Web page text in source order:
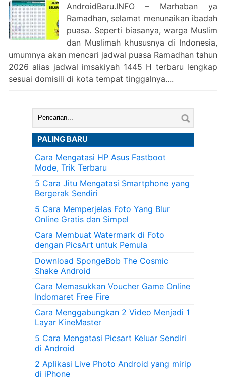
AndroidBaru.INFO – Marhaban ya
Ramadhan, selamat menunaikan ibadah
puasa. Seperti biasanya, warga Muslim
dan Muslimah khususnya di Indonesia,
umumnya akan mencari jadwal puasa Ramadhan tahun
2026 alias jadwal imsakiyah 1445 H terbaru lengkap
sesuai domisili di kota tempat tinggalnya....
Cari:
PALING BARU
Cara Mengatasi HP Asus Fastboot
Mode, Trik Terbaru
5 Cara Jitu Mengatasi Smartphone yang
Bergerak Sendiri
5 Cara Memperjelas Foto Yang Blur
Online Gratis dan Simpel
Cara Membuat Watermark di Foto
dengan PicsArt untuk Pemula
Download SpongeBob The Cosmic
Shake Android
Cara Memasukkan Voucher Game Online
Indomaret Free Fire
Cara Menggabungkan 2 Video Menjadi 1
Layar KineMaster
5 Cara Mengatasi Picsart Keluar Sendiri
di Android
2 Aplikasi Live Photo Android yang mirip
di iPhone